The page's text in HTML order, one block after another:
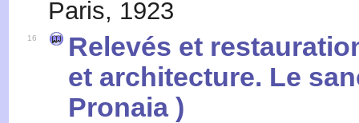
Paris, 1923
16
Relevés et
et architecture. Le
Pronaia )